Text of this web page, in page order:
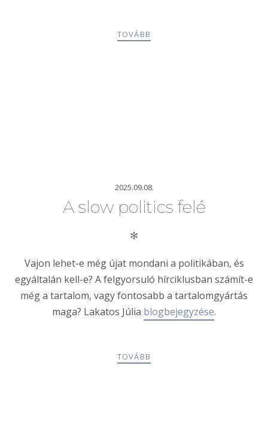
TOVÁBB
2025.09.08.
A slow politics felé
✻
Vajon lehet-e még újat mondani a politikában, és
egyáltalán kell-e? A felgyorsuló hírciklusban számít-e
még a tartalom, vagy fontosabb a tartalomgyártás
maga? Lakatos Júlia blogbejegyzése.
TOVÁBB